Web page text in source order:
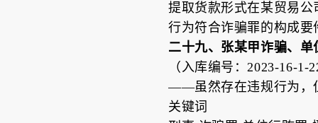
提取货款形式在某贸易
行为符合诈骗罪的构成
二十九、张某甲诈骗、
（入库编号：2023-16-1-
——虽然存在违规行为，
关键词